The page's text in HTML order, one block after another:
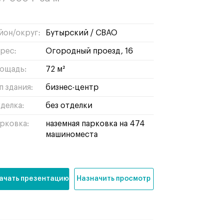
округ: бутырский/ СВАО
Огородный проезд, 16
72 м²
здания: бизнес-центр
без отделки
наземная парковка на 474
машиноместа
презентацию Назначить просмотр